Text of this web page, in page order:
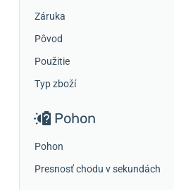
Záruka
Pôvod
Použitie
Typ zboží
Pohon
Pohon
Presnosť chodu v sekundách